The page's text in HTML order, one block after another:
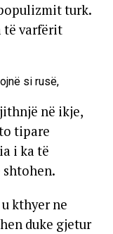
turk.
të varfërit
në ikje,
tipare
i ka të
shtohen.
kthyer ne
duke gjetur